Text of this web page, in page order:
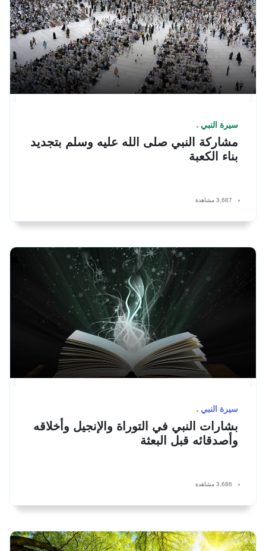
سيرة النبي
مشاركة النبي صلى الله عليه وسلم بتجديد
بناء الكعبة
3,687 مشاهدة
سيرة النبي
بشارات النبي في التوراة والإنجيل وأخلاقه
وأصدقائه قبل البعثة
3,686 مشاهدة